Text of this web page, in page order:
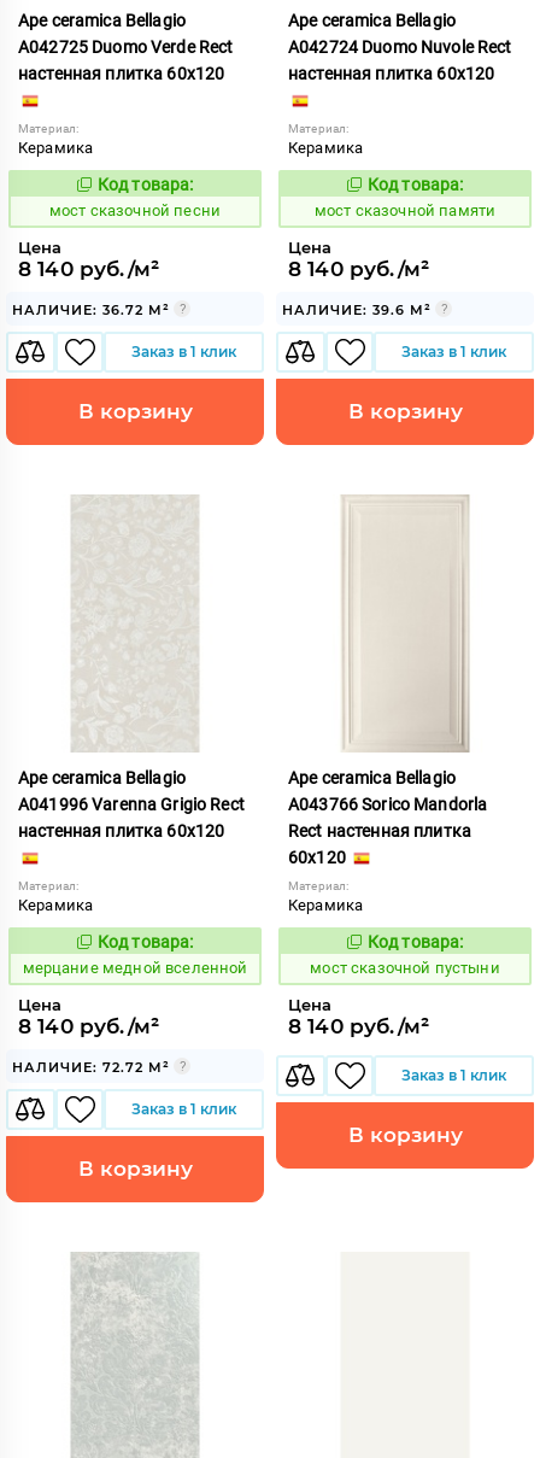
Ape ceramica Bellagio
A042725 Duomo Verde Rect
настенная плитка 60x120
Материал:
Керамика
1026694
Код товара:
мост сказочной песни
Цена
8 140 руб./м²
НАЛИЧИЕ: 36.72 М²
Заказ в 1 клик
В корзину
Ape ceramica Bellagio
A042724 Duomo Nuvole Rect
настенная плитка 60x120
Материал:
Керамика
1026693
Код товара:
мост сказочной памяти
Цена
8 140 руб./м²
НАЛИЧИЕ: 39.6 М²
Заказ в 1 клик
В корзину
Ape ceramica Bellagio
A041996 Varenna Grigio Rect
настенная плитка 60x120
Материал:
Керамика
975513
Код товара:
мерцание медной вселенной
Цена
8 140 руб./м²
НАЛИЧИЕ: 72.72 М²
Заказ в 1 клик
В корзину
Ape ceramica Bellagio
A043766 Sorico Mandorla
Rect настенная плитка
60x120
Материал:
Керамика
1026700
Код товара:
мост сказочной пустыни
Цена
8 140 руб./м²
Заказ в 1 клик
В корзину